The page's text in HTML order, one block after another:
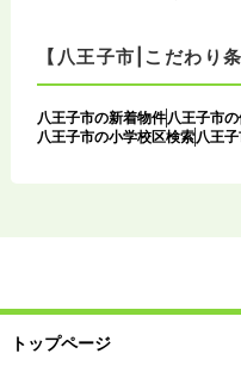
【八王子市|こだわり
八王子市の新着物件 八王子市
八王子市の小学校区検索 八王
トップページ